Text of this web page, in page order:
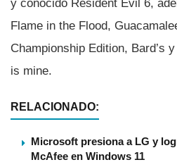
y conocido Resident Evil 6,
Flame in the Flood,
Championship Edition, Bard’s
is mine.
RELACIONADO:
Microsoft presiona a LG y
McAfee en Windows 11